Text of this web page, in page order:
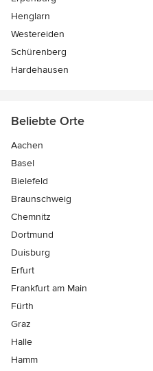
Henglarn
Westereiden
Schürenberg
Hardehausen
Beliebte Orte
Aachen
Basel
Bielefeld
Braunschweig
Chemnitz
Dortmund
Duisburg
Erfurt
Frankfurt am Main
Fürth
Graz
Halle
Hamm